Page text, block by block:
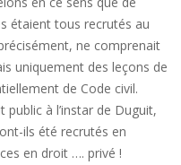
étaient tous recrutés au
ne comprenait
uniquement des leçons de
de Code civil.
à l’instar de Duguit,
ils été recrutés en
en droit …. privé !